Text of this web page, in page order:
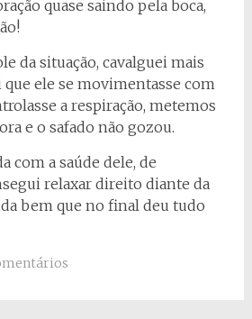
quase saindo pela boca,
da situação, cavalguei mais
ele se movimentasse com
a respiração, metemos
e o safado não gozou.
com a saúde dele, de
relaxar direito diante da
bem que no final deu tudo